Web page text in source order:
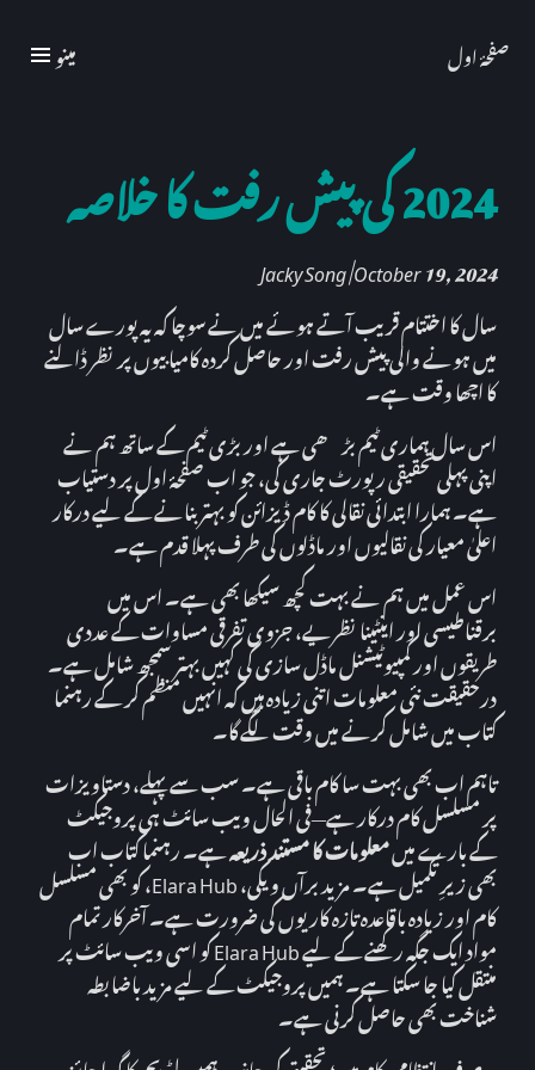
صفحۂ اول مینو
2024 کی پیش رفت کا خلاصہ
Jacky Song | October 19, 2024
سال کا اختتام قریب آتے ہوئے میں نے سوچا کہ یہ پورے سال
میں ہونے والی پیش رفت اور حاصل کردہ کامیابیوں پر نظر ڈالنے
کا اچھا وقت ہے۔
اس سال ہماری ٹیم بڑھی ہے اور بڑی ٹیم کے ساتھ ہم نے
اپنی پہلی تحقیقی رپورٹ جاری کی، جو اب صفحۂ اول پر دستیاب
ہے۔ ہمارا ابتدائی نقالی کا کام ڈیزائن کو بہتر بنانے کے لیے درکار
اعلیٰ معیار کی نقالیوں اور ماڈلوں کی طرف پہلا قدم ہے۔
اس عمل میں ہم نے بہت کچھ سیکھا بھی ہے۔ اس میں
برقناطیسی اور اینٹینا نظریے، جزوی تفرقی مساوات کے عددی
طریقوں اور کمپیوٹیشنل ماڈل سازی کی کہیں بہتر سمجھ شامل ہے۔
درحقیقت نئی معلومات اتنی زیادہ ہیں کہ انہیں منظم کر کے رہنما
کتاب میں شامل کرنے میں وقت لگے گا۔
تاہم اب بھی بہت سا کام باقی ہے۔ سب سے پہلے، دستاویزات
پر مسلسل کام درکار ہے—فی الحال ویب سائٹ ہی پروجیکٹ
کے بارے میںمعلومات کا مستند ذریعہہے۔ رہنما کتاب اب
بھی زیرِ تکمیل ہے۔ مزید برآں ویکی، Elara Hub، کو بھی مسلسل
کام اور زیادہ باقاعدہ تازہ کاریوں کی ضرورت ہے۔ آخرکار تمام
مواد ایک جگہ رکھنے کے لیے Elara Hub کو اسی ویب سائٹ پر
منتقل کیا جا سکتا ہے۔ ہمیں پروجیکٹ کے لیے مزید باضابطہ
شناخت بھی حاصل کرنی ہے۔